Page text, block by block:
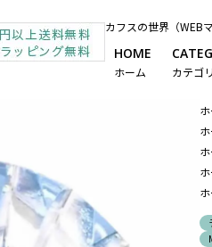
HOME
ホーム カテゴ
カフスの世界（WEB